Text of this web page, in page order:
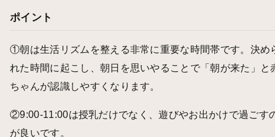
ポイント
①朝は生活リズムを整える非常に重要な時間帯です。決め
れた時間に起こし、朝日を思いやることで「朝が来た」と
ちゃんが認識しやすくなります。
②9:00-11:00は授乳だけでなく、遊びやお出かけで過ごす
が良いです。